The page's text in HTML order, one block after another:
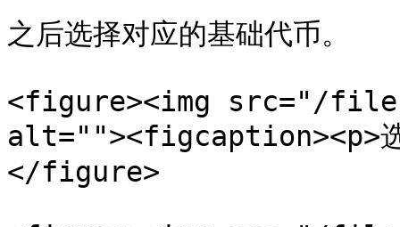
之后选择对应的基础代币。
<figure><img src="/files/
alt=""><figcaption><p>
</figure>